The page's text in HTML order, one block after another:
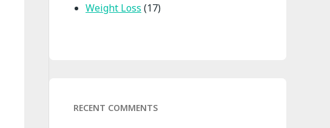
Weight Loss (17)
RECENT COMMENTS